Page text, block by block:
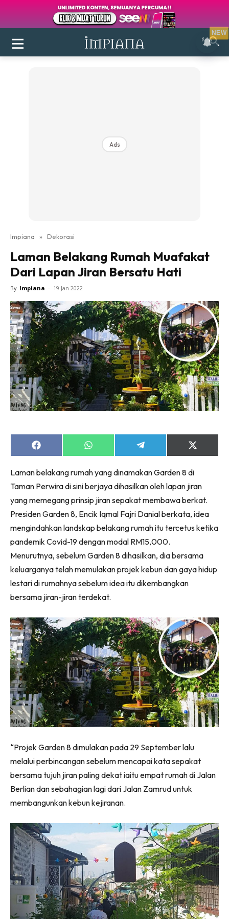
Login|Register
Ruang Makan
Ruang Tamu
Direktori
Interior Design
Landskap
DIY
Bilik Air
Bilik Tidur
Dapur
Ruang Makan
Make Over
Bilik Tidur
Ruang Tamu
Menarik Lagi
Casa Impiana
Impiana Makeover
Hartanah
Landed
Video
Beli Di Mana
Buat Sendiri
Ilham Impiana
Ilham Impiana 360
Ilham Impiana Inspirasi Selebriti
Impiana TV
Sembang Laman
Tip Laman
Hub Ideaktiv
Ads
Impiana » Dekorasi
Laman Belakang Rumah Muafakat
Dari Lapan Jiran Bersatu Hati
By Impiana - 19 Jan 2022
Share
on
Share
on
Share
on
Share
on
(Twitter)
Laman belakang rumah yang dinamakan Garden 8 di
Taman Perwira di sini berjaya dihasilkan oleh lapan jiran
yang memegang prinsip jiran sepakat membawa berkat.
Presiden Garden 8, Encik Iqmal Fajri Danial berkata, idea
mengindahkan landskap belakang rumah itu tercetus ketika
pandemik Covid-19 dengan modal RM15,000.
Menurutnya, sebelum Garden 8 dihasilkan, dia bersama
keluarganya telah memulakan projek kebun dan gaya hidup
lestari di rumahnya sebelum idea itu dikembangkan
bersama jiran-jiran terdekat.
“Projek Garden 8 dimulakan pada 29 September lalu
melalui perbincangan sebelum mencapai kata sepakat
bersama tujuh jiran paling dekat iaitu empat rumah di Jalan
Berlian dan sebahagian lagi dari Jalan Zamrud untuk
membangunkan kebun kejiranan.
NEW